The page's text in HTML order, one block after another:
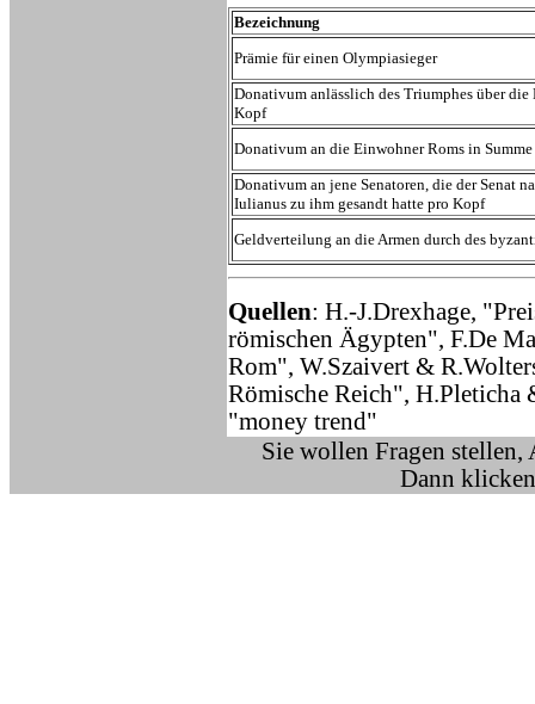
Bezeichnung
Prämie für einen Olympiasieger
Donativum anlässlich des Triumphes über
Kopf
Donativum an die Einwohner Roms in Summe
Donativum an jene Senatoren, die der Senat
Iulianus zu ihm gesandt hatte pro Kopf
Geldverteilung an die Armen durch des
Quellen: H.-J.Drexhage,
römischen Ägypten", F.De
Rom", W.Szaivert &
Römische Reich",
"money trend"
Sie wollen Fragen stellen,
Dann